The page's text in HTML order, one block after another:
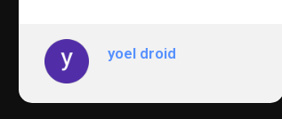
Maria Fandiño garcia
dejo de sorprenderme con el
resultado. Siempre hay una
sanación o una mejoría. He